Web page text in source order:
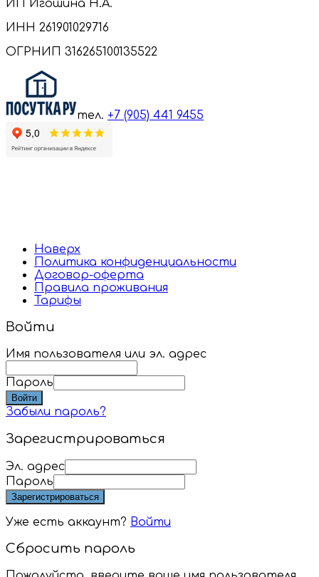
ИП Игошина Н.А.
ИНН 261901029716
ОГРНИП 316265100135522
тел. +7 (905) 441 9455
Наверх
Политика конфиденциальности
Договор-оферта
Правила проживания
Тарифы
Войти
Имя пользователя или эл. адрес
Пароль
Войти
Забыли пароль?
Зарегистрироваться
Эл. адрес
Пароль
Зарегистрироваться
Уже есть аккаунт? Войти
Сбросить пароль